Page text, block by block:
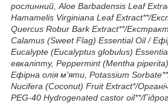
рослинний, Aloe Barbadensis Leaf
Hamamelis Virginiana Leaf Extract**/
Quercus Robur Bark Extract**/
Calamus (Sweet Flag) Essential Oil /
Eucalypte (Eucalyptus globulus)
евкаліпту, Peppermint (Mentha
Ефірна олія м’яти, Potassium
Nucifera (Coconut) Fruit Extract*/
PEG-40 Hydrogenated castor oil**/